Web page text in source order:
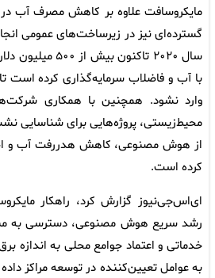
مایکروسافت علاوه بر کاهش مصرف آب
گسترده‌ای نیز در زیرساخت‌های عمومی
با آب و فاضلاب سرمایه‌گذاری کرده است
وارد نشود. همچنین با همکاری
محیط‌زیستی، پروژه‌هایی برای شناسایی
از هوش مصنوعی، کاهش هدررفت آب و
کرده است.
ای‌اس‌جی‌نیوز گزارش کرد، راهکار
رشد سریع هوش مصنوعی، دسترسی به
خدماتی و اعتماد جوامع محلی به اندازه
به عوامل تعیین‌کننده در توسعه مراکز